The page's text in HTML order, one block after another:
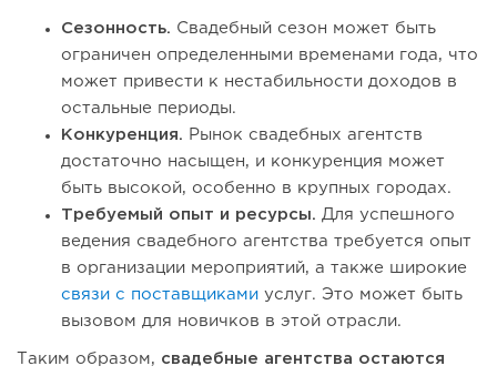
Сезонность. Свадебный сезон может быть
ограничен определенными временами года, что
может привести к нестабильности доходов в
остальные периоды.
Конкуренция. Рынок свадебных агентств
достаточно насыщен, и конкуренция может
быть высокой, особенно в крупных городах.
Требуемый опыт и ресурсы. Для успешного
ведения свадебного агентства требуется опыт
в организации мероприятий, а также широкие
связи с поставщиками услуг. Это может быть
вызовом для новичков в этой отрасли.
Таким образом, свадебные агентства остаются